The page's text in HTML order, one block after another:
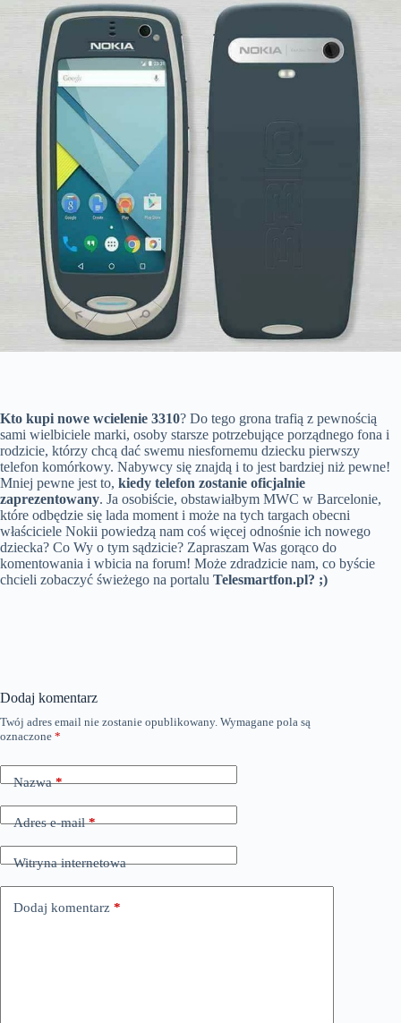
Kto kupi nowe wcielenie 3310? Do tego grona trafią z pewnością
sami wielbiciele marki, osoby starsze potrzebujące porządnego fona i
rodzicie, którzy chcą dać swemu niesfornemu dziecku pierwszy
telefon komórkowy. Nabywcy się znajdą i to jest bardziej niż pewne!
Mniej pewne jest to, kiedy telefon zostanie oficjalnie
zaprezentowany. Ja osobiście, obstawiałbym MWC w Barcelonie,
które odbędzie się lada moment i może na tych targach obecni
właściciele Nokii powiedzą nam coś więcej odnośnie ich nowego
dziecka? Co Wy o tym sądzicie? Zapraszam Was gorąco do
komentowania i wbicia na forum! Może zdradzicie nam, co byście
chcieli zobaczyć świeżego na portalu Telesmartfon.pl? ;)
Dodaj komentarz
Twój adres email nie zostanie opublikowany. Wymagane pola są
oznaczone *
Nazwa*
Adres e-mail*
Witryna internetowa
Dodaj komentarz *